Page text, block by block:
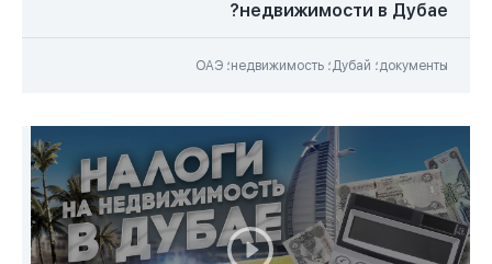
недвижимости в Дубае?
документы؛ Дубай؛ недвижимость؛ ОАЭ